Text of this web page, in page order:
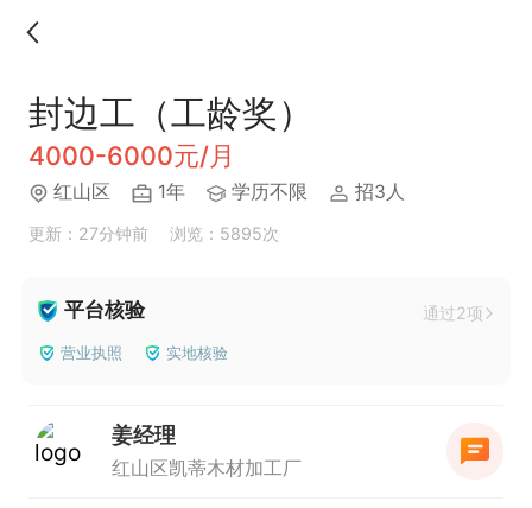
封边工（工龄奖）
4000-6000元/月
红山区 1年 学历不限 招3人
更新：27分钟前 浏览：5895次
平台核验 通过2项
营业执照 实地核验
姜经理
红山区凯蒂木材加工厂